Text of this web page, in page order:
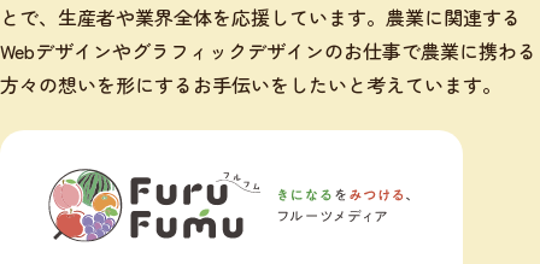
とで、生産者や業界全体を応援しています。農業に関連する
Webデザインやグラフィックデザインのお仕事で農業に携わる
方々の想いを形にするお手伝いをしたいと考えています。